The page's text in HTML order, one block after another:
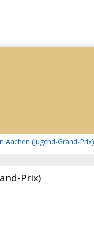
Aachen (Jugend-Grand-Prix)
Prix)